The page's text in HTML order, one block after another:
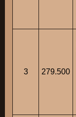
3 279.500